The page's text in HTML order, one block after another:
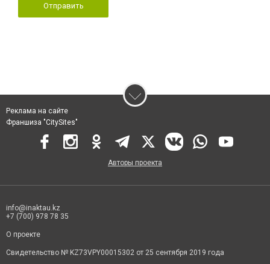
Отправить
Реклама на сайте
Франшиза "CitySites"
Авторы проекта
info@inaktau.kz
+7 (700) 978 78 35
О проекте
Свидетельство № KZ73VPY00015302 от 25 сентября 2019 года